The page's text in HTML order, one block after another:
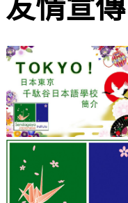
友情宣傳